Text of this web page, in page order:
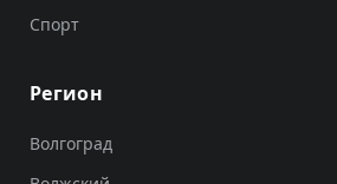
Спорт
Регион
Волгоград